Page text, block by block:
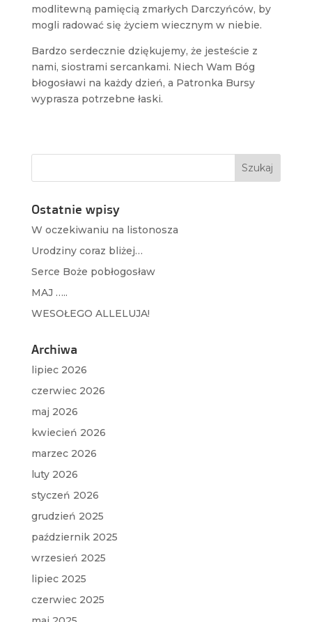
modlitewną pamięcią zmarłych Darczyńców, by
mogli radować się życiem wiecznym w niebie.
Bardzo serdecznie dziękujemy, że jesteście z
nami, siostrami sercankami. Niech Wam Bóg
błogosławi na każdy dzień, a Patronka Bursy
wyprasza potrzebne łaski.
Ostatnie wpisy
W oczekiwaniu na listonosza
Urodziny coraz bliżej…
Serce Boże pobłogosław
MAJ …..
WESOŁEGO ALLELUJA!
Archiwa
lipiec 2026
czerwiec 2026
maj 2026
kwiecień 2026
marzec 2026
luty 2026
styczeń 2026
grudzień 2025
październik 2025
wrzesień 2025
lipiec 2025
czerwiec 2025